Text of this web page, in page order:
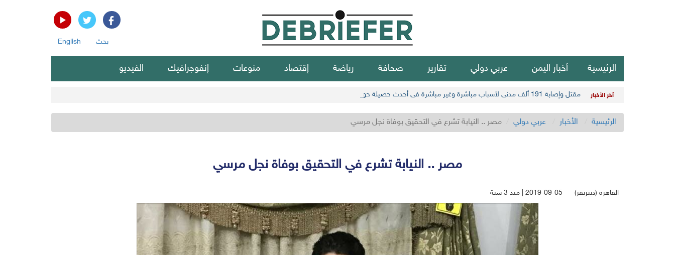
بحث English
الرئيسية أخبار اليمن عربي دولي تقارير صحافة رياضة إقتصاد منوعات إنفوجرافيك الفيديو
آخر الأخبار مقتل وإصابة 191 ألف مدني لأسباب مباشرة وغير مباشرة في أحدث حصيلة حوثية
الرئيسية الأخبار عربي دولي مصر .. النيابة تشرع في التحقيق بوفاة نجل مرسي
مصر .. النيابة تشرع في التحقيق بوفاة نجل مرسي
القاهرة (ديبريفر) 2019-09-05 | منذ 3 سنة